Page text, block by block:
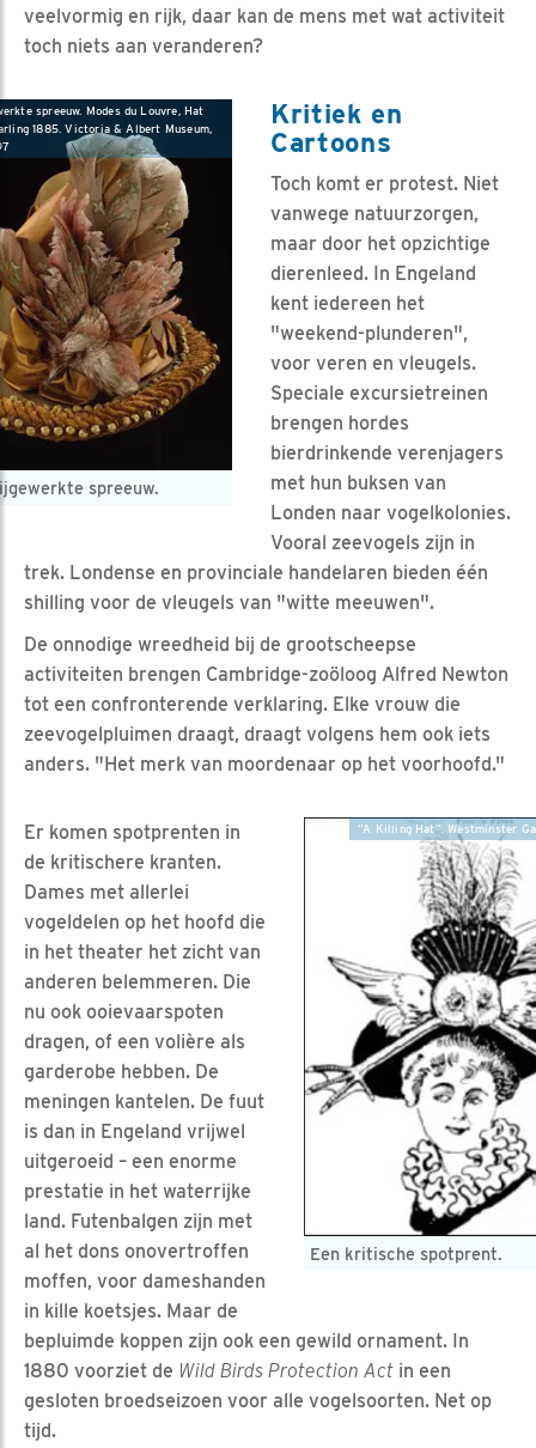
veelvormig en rijk, daar kan de mens met wat activiteit
toch niets aan veranderen?
spreeuw.
spreeuw. Modes du Louvre, Hat
1885. Victoria & Albert Museum,
Kritiek en
Cartoons
Toch komt er protest. Niet
vanwege natuurzorgen,
maar door het opzichtige
dierenleed. In Engeland
kent iedereen het
"weekend-plunderen",
voor veren en vleugels.
Speciale excursietreinen
brengen hordes
bierdrinkende verenjagers
met hun buksen van
Londen naar vogelkolonies.
Vooral zeevogels zijn in
trek. Londense en provinciale handelaren bieden één
shilling voor de vleugels van "witte meeuwen".
De onnodige wreedheid bij de grootscheepse
activiteiten brengen Cambridge-zoöloog Alfred Newton
tot een confronterende verklaring. Elke vrouw die
zeevogelpluimen draagt, draagt volgens hem ook iets
anders. "Het merk van moordenaar op het voorhoofd."
Een kritische spotprent.
“A Killing Hat”. Westminster
Er komen spotprenten in
de kritischere kranten.
Dames met allerlei
vogeldelen op het hoofd die
in het theater het zicht van
anderen belemmeren. Die
nu ook ooievaarspoten
dragen, of een volière als
garderobe hebben. De
meningen kantelen. De fuut
is dan in Engeland vrijwel
uitgeroeid – een enorme
prestatie in het waterrijke
land. Futenbalgen zijn met
al het dons onovertroffen
moffen, voor dameshanden
in kille koetsjes. Maar de
bepluimde koppen zijn ook een gewild ornament. In
1880 voorziet de Wild Birds Protection Act in een
gesloten broedseizoen voor alle vogelsoorten. Net op
tijd.